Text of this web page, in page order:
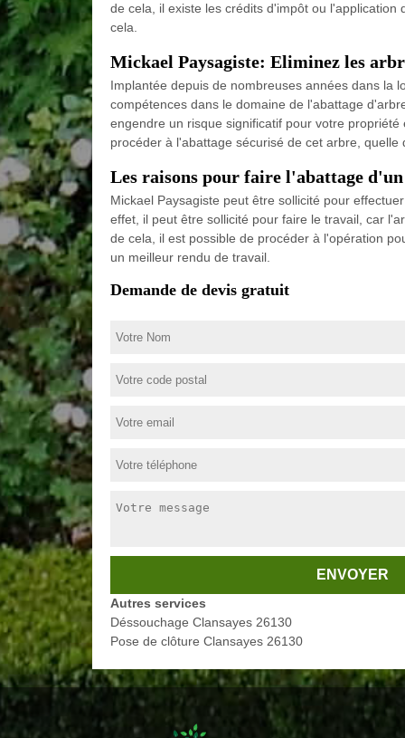
de cela, il existe les crédits d'impôt ou
cela.
Mickael Paysagiste: Eliminez les
Implantée depuis de nombreuses années dans la
compétences dans le domaine de l'abattage
engendre un risque significatif pour votre
procéder à l'abattage sécurisé de cet arbre,
Les raisons pour faire l'abattage d'un
Mickael Paysagiste peut être sollicité pour
effet, il peut être sollicité pour faire le travail, car
de cela, il est possible de procéder à l'opération
un meilleur rendu de travail.
Demande de devis gratuit
Autres services
Déssouchage Clansayes 26130
Pose de clôture Clansayes 26130